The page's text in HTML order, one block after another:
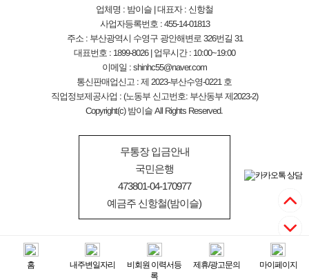
업체명 : 밤이슬 | 대표자 : 신항철
사업자등록번호 : 455-14-01813
주소 : 부산광역시 수영구 광안해변로 326번길 31
대표번호 : 1899-8026 | 업무시간 : 10:00~19:00
이메일 : shinhc55@naver.com
통신판매업신고 : 제 2023-부산수영-0221 호
직업정보제공사업 : (노동부 신고번호: 부산동부 제2023-2)
Copyright(c) 밤이슬 All Rights Reserved.
무통장 입금안내
국민은행
473801-04-170977
예금주 신항철(밤이슬)
홈 내주변일자리
비회원 이력서등
록
제휴/광고문의 마이페이지